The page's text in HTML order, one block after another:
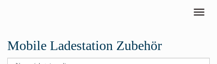
Mobile Ladestation Zubehör